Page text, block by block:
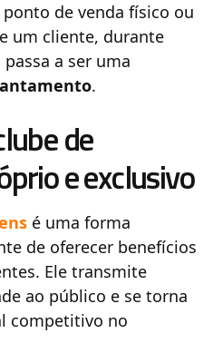
de venda físico ou
um cliente, durante
a ser uma
.
de
e exclusivo
é uma forma
de oferecer benefícios
Ele transmite
ao público e se torna
competitivo no